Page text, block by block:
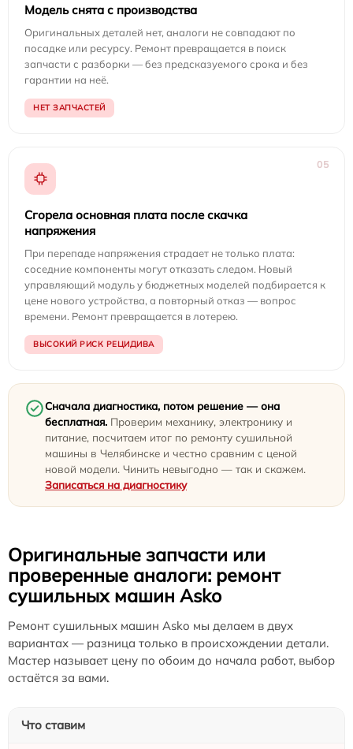
Модель снята с производства
Оригинальных деталей нет, аналоги не совпадают по
посадке или ресурсу. Ремонт превращается в поиск
запчасти с разборки — без предсказуемого срока и без
гарантии на неё.
НЕТ ЗАПЧАСТЕЙ
05
Сгорела основная плата после скачка
напряжения
При перепаде напряжения страдает не только плата:
соседние компоненты могут отказать следом. Новый
управляющий модуль у бюджетных моделей подбирается к
цене нового устройства, а повторный отказ — вопрос
времени. Ремонт превращается в лотерею.
ВЫСОКИЙ РИСК РЕЦИДИВА
Сначала диагностика, потом решение — она
бесплатная. Проверим механику, электронику и
питание, посчитаем итог по ремонту сушильной
машины в Челябинске и честно сравним с ценой
новой модели. Чинить невыгодно — так и скажем.
Записаться на диагностику
Оригинальные запчасти или
проверенные аналоги: ремонт
сушильных машин Asko
Ремонт сушильных машин Asko мы делаем в двух
вариантах — разница только в происхождении детали.
Мастер называет цену по обоим до начала работ, выбор
остаётся за вами.
Что ставим